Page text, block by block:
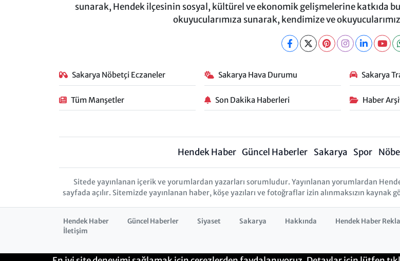
sunarak, Hendek ilçesinin sosyal, kültürel ve ekonomik gelişmelerine katkıda
okuyucularımıza sunarak, kendimize ve
Sakarya Nöbetçi Eczaneler Sakarya Hava Durumu Sakarya
Tüm Manşetler Son Dakika Haberleri Haber
Hendek Haber Güncel Haberler Sakarya Spor
Sitede yayınlanan içerik ve yorumlardan yazarları sorumludur. Yayınlanan yorumlardan
sayfada açılır. Sitemizde yayınlanan haber, köşe yazıları ve fotoğraflar izin alınmaksızın
Hendek Haber Güncel Haberler Siyaset Sakarya Hakkında Hendek Haber
İletişim